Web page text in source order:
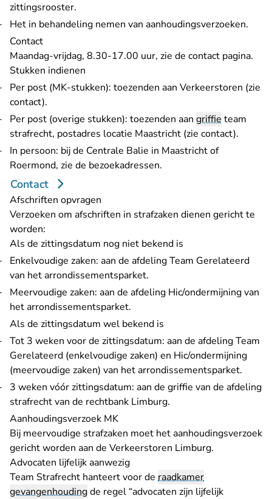
zittingsrooster.
Het in behandeling nemen van aanhoudingsverzoeken.
Contact
Maandag-vrijdag, 8.30-17.00 uur, zie de contact pagina.
Stukken indienen
Per post (MK-stukken): toezenden aan Verkeerstoren (zie
contact).
Per post (overige stukken): toezenden aan griffie team
strafrecht, postadres locatie Maastricht (zie contact).
In persoon: bij de Centrale Balie in Maastricht of
Roermond, zie de bezoekadressen.
Contact
Afschriften opvragen
Verzoeken om afschriften in strafzaken dienen gericht te
worden:
Als de zittingsdatum nog niet bekend is
Enkelvoudige zaken: aan de afdeling Team Gerelateerd
van het arrondissementsparket.
Meervoudige zaken: aan de afdeling Hic/ondermijning van
het arrondissementsparket.
Als de zittingsdatum wel bekend is
Tot 3 weken voor de zittingsdatum: aan de afdeling Team
Gerelateerd (enkelvoudige zaken) en Hic/ondermijning
(meervoudige zaken) van het arrondissementsparket.
3 weken vóór zittingsdatum: aan de griffie van de afdeling
strafrecht van de rechtbank Limburg.
Aanhoudingsverzoek MK
Bij meervoudige strafzaken moet het aanhoudingsverzoek
gericht worden aan de Verkeerstoren Limburg.
Advocaten lijfelijk aanwezig
Team Strafrecht hanteert voor de raadkamer
gevangenhoudingde regel “advocaten zijn lijfelijk